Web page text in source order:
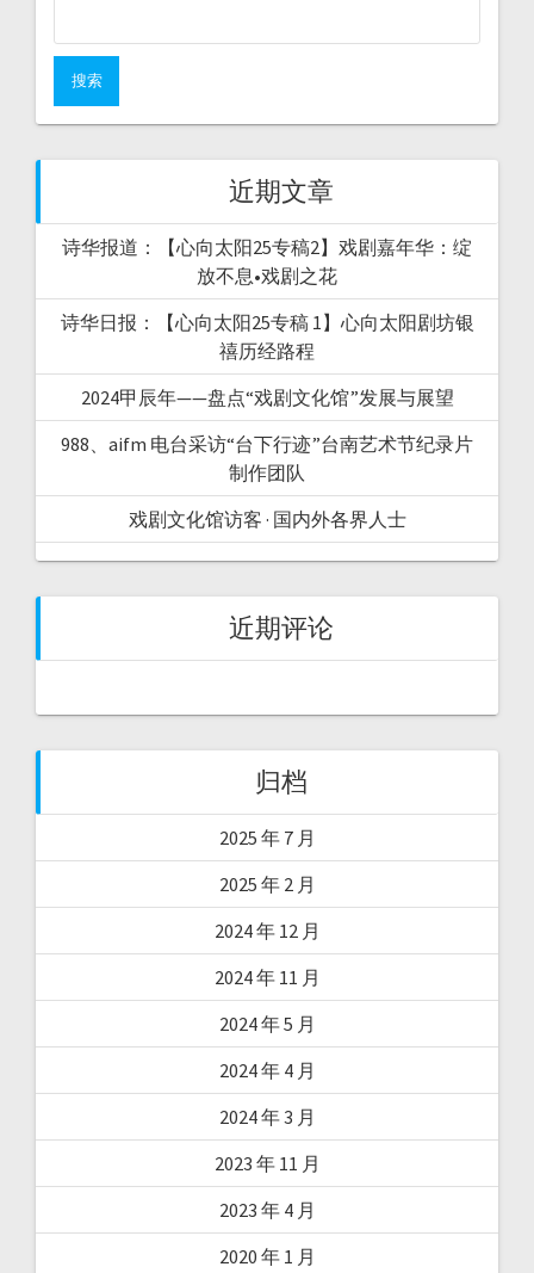
近期文章
诗华报道：【心向太阳25专稿2】戏剧嘉年华：绽
放不息•戏剧之花
诗华日报：【心向太阳25专稿 1】心向太阳剧坊银
禧历经路程
2024甲辰年——盘点“戏剧文化馆”发展与展望
988、aifm 电台采访“台下行迹”台南艺术节纪录片
制作团队
戏剧文化馆访客 · 国内外各界人士
近期评论
归档
2025 年 7 月
2025 年 2 月
2024 年 12 月
2024 年 11 月
2024 年 5 月
2024 年 4 月
2024 年 3 月
2023 年 11 月
2023 年 4 月
2020 年 1 月